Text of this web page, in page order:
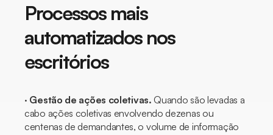
Processos mais
automatizados nos
escritórios
· Gestão de ações coletivas. Quando são levadas a
cabo ações coletivas envolvendo dezenas ou
centenas de demandantes, o volume de informação